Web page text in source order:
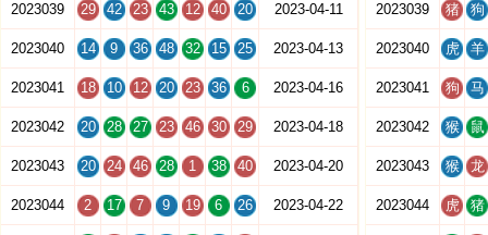
2023039 29 42 23 43 12 40 20 2023-04-11
2023040 14 9 36 48 32 15 25 2023-04-13
2023041 18 10 12 20 23 36 6 2023-04-16
2023042 20 28 27 23 46 30 29 2023-04-18
2023043 20 24 46 28 1 38 40 2023-04-20
2023044 2 17 7 9 19 6 26 2023-04-22
2023039 猪 狗
2023040 虎 羊
2023041 狗 马
2023042 猴 鼠
2023043 猴 龙
2023044 虎 猪